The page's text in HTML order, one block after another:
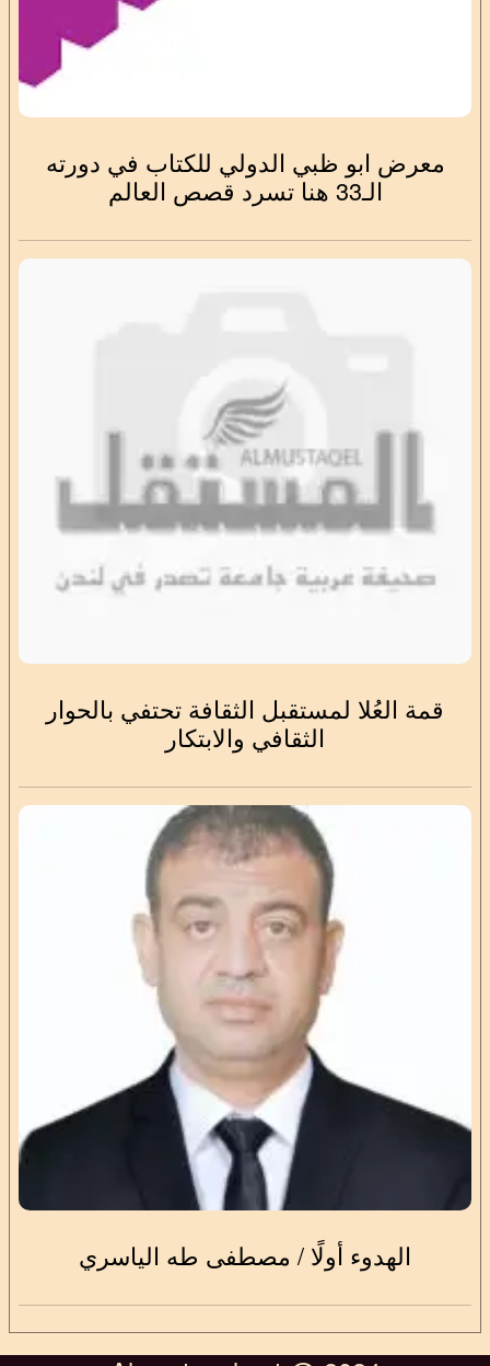
معرض ابو ظبي الدولي للكتاب في دورته
الـ33 هنا تسرد قصص العالم
قمة العُلا لمستقبل الثقافة تحتفي بالحوار
الثقافي والابتكار
الهدوء أولًا / مصطفى طه الياسري